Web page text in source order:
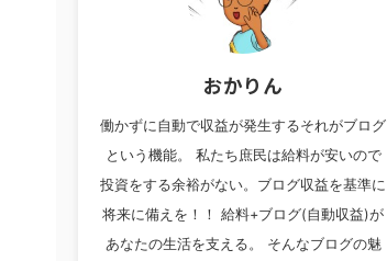
おかりん
働かずに自動で収益が発生するそれがブログ
という機能。 私たち庶民は給料が安いので
投資をする余裕がない。ブログ収益を基準に
将来に備えを！！ 給料+ブログ(自動収益)が
あなたの生活を支える。 そんなブログの魅